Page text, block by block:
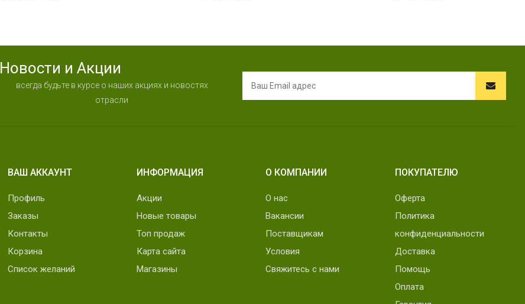
Новости и Акции
всегда будьте в курсе о наших акциях и новостях
отрасли
ВАШ АККАУНТ
Профиль
Заказы
Контакты
Корзина
Список желаний
ИНФОРМАЦИЯ
Акции
Новые товары
Топ продаж
Карта сайта
Магазины
О КОМПАНИИ
О нас
Вакансии
Поставщикам
Условия
Свяжитесь с нами
ПОКУПАТЕЛЮ
Оферта
Политика
конфиденциальности
Доставка
Помощь
Оплата